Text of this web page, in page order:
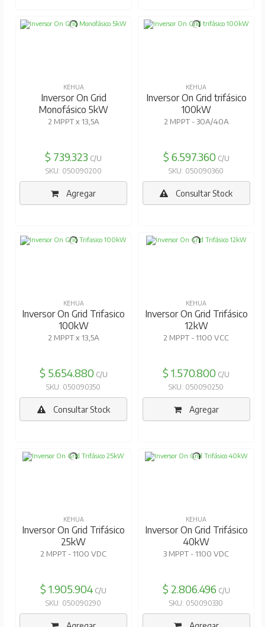
KEHUA
Inversor On Grid
Monofásico 5kW
2 MPPT x 13,5A
$ 739.323 C/U
SKU: 050090200
Agregar
KEHUA
Inversor On Grid trifásico
100kW
2 MPPT - 30A/40A
$ 6.597.360C/U
SKU: 050090360
Consultar Stock
KEHUA
Inversor On Grid Trifasico
100kW
2 MPPT x 13,5A
$ 5.654.880C/U
SKU: 050090350
Consultar Stock
KEHUA
Inversor On Grid Trifásico
12kW
2 MPPT - 1100 VCC
$ 1.570.800 C/U
SKU: 050090250
Agregar
KEHUA
Inversor On Grid Trifásico
25kW
2 MPPT - 1100 VDC
$ 1.905.904 C/U
SKU: 050090290
KEHUA
Inversor On Grid Trifásico
40kW
3 MPPT - 1100 VDC
$ 2.806.496 C/U
SKU: 050090330